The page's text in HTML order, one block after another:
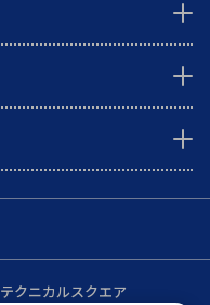
テクニカルスクエア